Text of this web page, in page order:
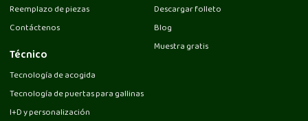
Reemplazo de piezas
Contáctenos
Técnico
Tecnología de acogida
Tecnología de puertas para gallinas
I+D y personalización
Descargar folleto
Blog
Muestra gratis